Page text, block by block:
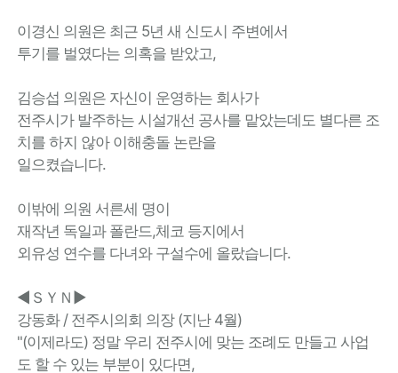
이경신 의원은 최근 5년 새 신도시 주변에서
투기를 벌였다는 의혹을 받았고,
김승섭 의원은 자신이 운영하는 회사가
전주시가 발주하는 시설개선 공사를 맡았는데도 별다른 조
치를 하지 않아 이해충돌 논란을
일으켰습니다.
이밖에 의원 서른세 명이
재작년 독일과 폴란드,체코 등지에서
외유성 연수를 다녀와 구설수에 올랐습니다.
◀ＳＹＮ▶
강동화 / 전주시의회 의장 (지난 4월)
"(이제라도) 정말 우리 전주시에 맞는 조례도 만들고 사업
도 할 수 있는 부분이 있다면,